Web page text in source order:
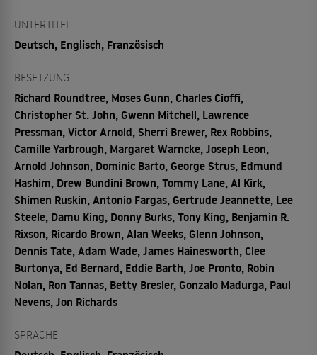
UNTERTITEL
Deutsch, Englisch, Französisch
BESETZUNG
Richard Roundtree, Moses Gunn, Charles Cioffi,
Christopher St. John, Gwenn Mitchell, Lawrence
Pressman, Victor Arnold, Sherri Brewer, Rex Robbins,
Camille Yarbrough, Margaret Warncke, Joseph Leon,
Arnold Johnson, Dominic Barto, George Strus, Edmund
Hashim, Drew Bundini Brown, Tommy Lane, Al Kirk,
Shimen Ruskin, Antonio Fargas, Gertrude Jeannette, Lee
Steele, Damu King, Donny Burks, Tony King, Benjamin R.
Rixson, Ricardo Brown, Alan Weeks, Glenn Johnson,
Dennis Tate, Adam Wade, James Hainesworth, Clee
Burtonya, Ed Bernard, Eddie Barth, Joe Pronto, Robin
Nolan, Ron Tannas, Betty Bresler, Gonzalo Madurga, Paul
Nevens, Jon Richards
SPRACHE